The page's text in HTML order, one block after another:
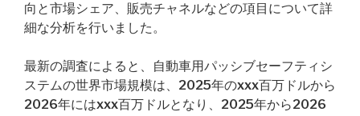
向と市場シェア、販売チャネルなどの項目について詳
細な分析を行いました。
最新の調査によると、自動車用パッシブセーフティシ
ステムの世界市場規模は、2025年のxxx百万ドルから
2026年にはxxx百万ドルとなり、2025年から2026